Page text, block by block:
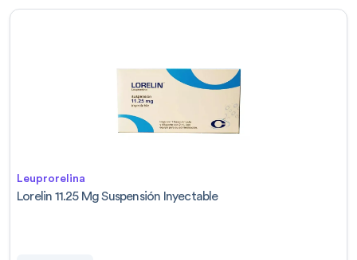
Leuprorelina
Lorelin 11.25 Mg Suspensión Inyectable